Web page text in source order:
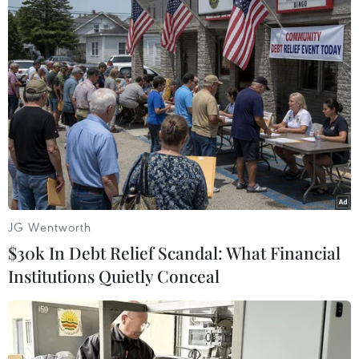
người, thì đó sẽ là một sự kiện cực kỳ khủng
khiếp - giống như 10 vụ nổ thuốc nổ vậy.
Đạo diễn Cameron cho biết ngay từ đầu ông đã
lo ngại về cấu tạo và hệ thống cảm biến thân
tàu.
JG Wentworth
$30k In Debt Relief Scandal: What Financial
Institutions Quietly Conceal